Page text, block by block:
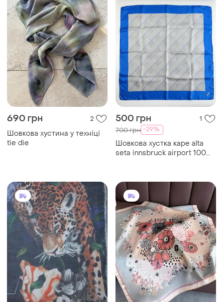
690 грн 2
Шовкова хустина у техніці
tie die
500 грн 1
700 грн -29%
Шовкова хустка каре alta
seta innsbruck airport 100%